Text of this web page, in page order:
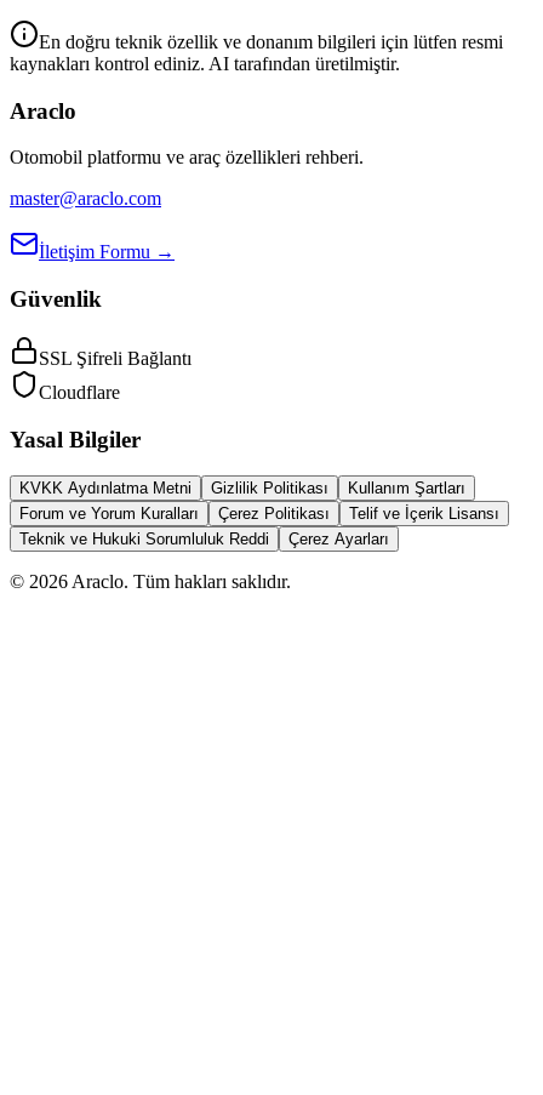
En doğru teknik özellik ve donanım bilgileri için lütfen resmi
kaynakları kontrol ediniz. AI tarafından üretilmiştir.
Araclo
Otomobil platformu ve araç özellikleri rehberi.
master@araclo.com
İletişim Formu →
Güvenlik
SSL Şifreli Bağlantı
Cloudflare
Yasal Bilgiler
KVKK Aydınlatma Metni Gizlilik Politikası
Kullanım Şartları
Forum ve Yorum Kuralları
Çerez Politikası
Telif ve İçerik Lisansı
Teknik ve Hukuki Sorumluluk Reddi
Çerez Ayarları
© 2026 Araclo. Tüm hakları saklıdır.